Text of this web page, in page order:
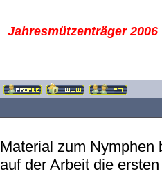
Jahresmützenträger 2006
Material zum Nymphen
auf der Arbeit die